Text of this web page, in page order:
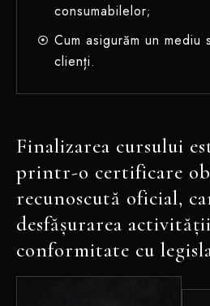
consumabilelor;
Cum asigurăm un mediu
clienți.
Finalizarea cursului
printr-o certificare
recunoscută oficial,
desfășurarea
conformitate cu